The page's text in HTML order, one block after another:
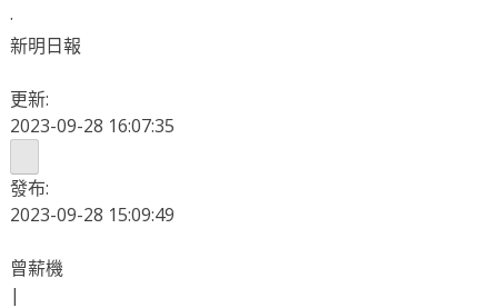
·
新明日報
更新:
2023-09-28 16:07:35
發布:
2023-09-28 15:09:49
曾薪機
|